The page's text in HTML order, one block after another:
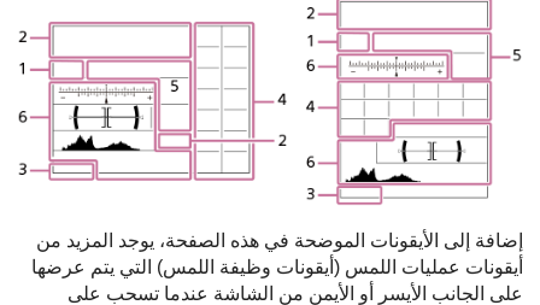
إضافة إلى الأيقونات الموضحة في هذه الصفحة، يوجد المزيد من
أيقونات عمليات اللمس (أيقونات وظيفة اللمس) التي يتم عرضها
على الجانب الأيسر أو الأيمن من الشاشة عندما تسحب على